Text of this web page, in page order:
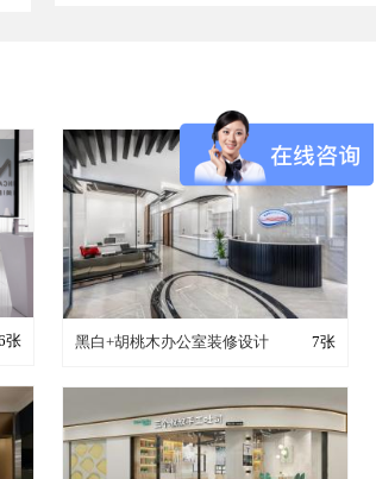
张 装修成这样要花多少钱？
黑白+胡桃木办公室装修设计 7张